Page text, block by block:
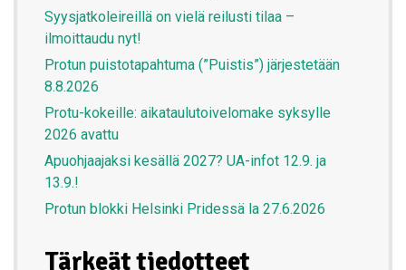
Syysjatkoleireillä on vielä reilusti tilaa –
ilmoittaudu nyt!
Protun puistotapahtuma (”Puistis”) järjestetään
8.8.2026
Protu-kokeille: aikataulutoivelomake syksylle
2026 avattu
Apuohjaajaksi kesällä 2027? UA-infot 12.9. ja
13.9.!
Protun blokki Helsinki Pridessä la 27.6.2026
Tärkeät tiedotteet